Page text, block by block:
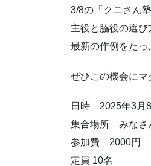
3/8の「クニさん
主役と脇役の選
最新の作例をたっ
ぜひこの機会にマ
日時 2025年3月8
集合場所 みなさ
参加費 2000円
定員 10名